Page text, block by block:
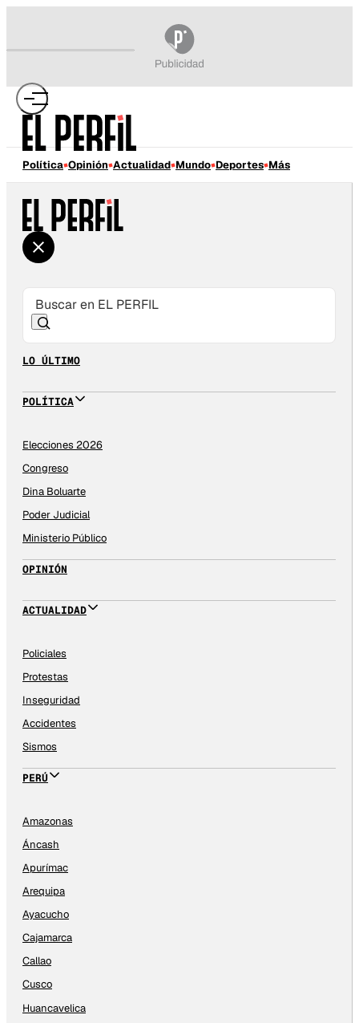
Política Opinión Actualidad Mundo Deportes Más
LO ÚLTIMO
POLÍTICA
Elecciones 2026
Congreso
Dina Boluarte
Poder Judicial
Ministerio Público
OPINIÓN
ACTUALIDAD
Policiales
Protestas
Inseguridad
Accidentes
Sismos
PERÚ
Amazonas
Áncash
Apurímac
Arequipa
Ayacucho
Cajamarca
Callao
Cusco
Huancavelica